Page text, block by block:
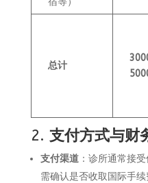
总计
2. 支付方式与财
支付渠道：诊所通常接
需确认是否收取国际手